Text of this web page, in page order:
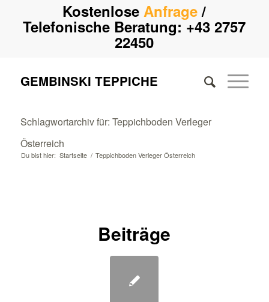
KostenloseAnfrage/
Telefonische Beratung:+43 2757
22450
GEMBINSKI TEPPICHE
Schlagwortarchiv für: Teppichboden Verleger
Österreich
Du bist hier: Startseite / Teppichboden Verleger Österreich
Beiträge